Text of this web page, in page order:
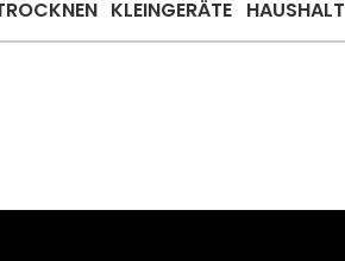
KLEINGERÄTE HAUSHALT